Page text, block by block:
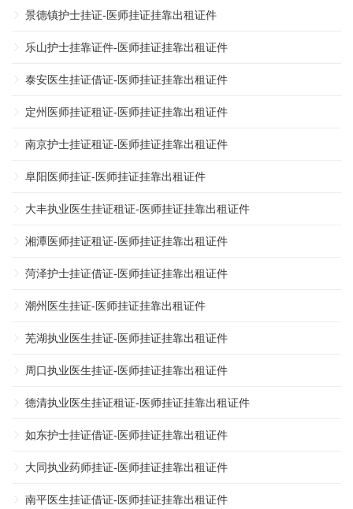
景德镇护士挂证-医师挂证挂靠出租证件
乐山护士挂靠证件-医师挂证挂靠出租证件
泰安医生挂证借证-医师挂证挂靠出租证件
定州医师挂证租证-医师挂证挂靠出租证件
南京护士挂证租证-医师挂证挂靠出租证件
阜阳医师挂证-医师挂证挂靠出租证件
大丰执业医生挂证租证-医师挂证挂靠出租证件
湘潭医师挂证租证-医师挂证挂靠出租证件
菏泽护士挂证借证-医师挂证挂靠出租证件
潮州医生挂证-医师挂证挂靠出租证件
芜湖执业医生挂证-医师挂证挂靠出租证件
周口执业医生挂证-医师挂证挂靠出租证件
德清执业医生挂证租证-医师挂证挂靠出租证件
如东护士挂证借证-医师挂证挂靠出租证件
大同执业药师挂证-医师挂证挂靠出租证件
南平医生挂证借证-医师挂证挂靠出租证件